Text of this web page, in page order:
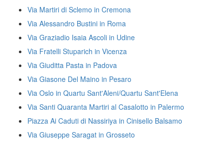
Via Martiri di Sclemo in Cremona
Via Alessandro Bustini in Roma
Via Graziadio Isaia Ascoli in Udine
Via Fratelli Stuparich in Vicenza
Via Giuditta Pasta in Padova
Via Giasone Del Maino in Pesaro
Via Oslo in Quartu Sant'Aleni/Quartu Sant'Elena
Via Santi Quaranta Martiri al Casalotto in Palermo
Piazza Ai Caduti di Nassiriya in Cinisello Balsamo
Via Giuseppe Saragat in Grosseto